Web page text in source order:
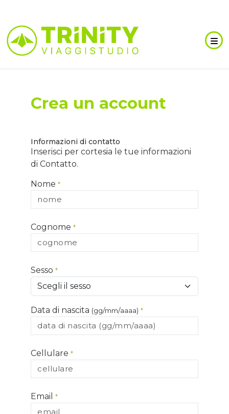
Crea un account
Informazioni di contatto
Inserisci per cortesia le tue informazioni
di Contatto.
Nome *
Cognome *
Sesso *
Data di nascita (gg/mm/aaaa) *
Cellulare *
Email *